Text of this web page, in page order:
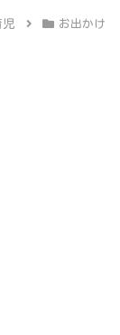
児 お出かけ